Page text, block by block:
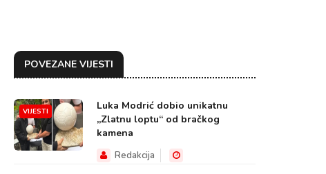
POVEZANE VIJESTI
VIJESTI
Luka Modrić dobio unikatnu
„Zlatnu loptu“ od bračkog
kamena
Redakcija